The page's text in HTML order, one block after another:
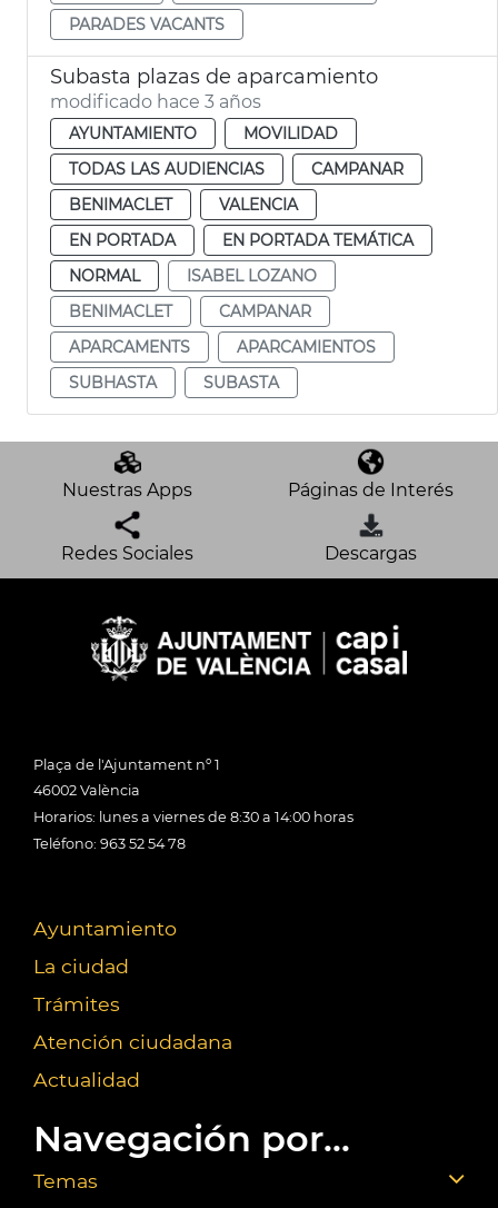
PARADES VACANTS
Subasta plazas de aparcamiento
modificado hace 3 años
AYUNTAMIENTO
MOVILIDAD
TODAS LAS AUDIENCIAS
CAMPANAR
BENIMACLET
VALENCIA
EN PORTADA
EN PORTADA TEMÁTICA
NORMAL
ISABEL LOZANO
BENIMACLET
CAMPANAR
APARCAMENTS
APARCAMIENTOS
SUBHASTA
SUBASTA
Nuestras Apps Páginas de Interés
Redes Sociales Descargas
Plaça de l'Ajuntament nº 1
46002 València
Horarios: lunes a viernes de 8:30 a 14:00 horas
Teléfono: 963 52 54 78
Ayuntamiento
La ciudad
Trámites
Atención ciudadana
Actualidad
Navegación por...
Temas